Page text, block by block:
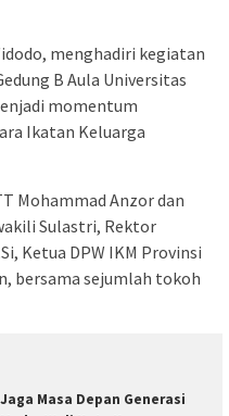
menghadiri kegiatan
B Aula Universitas
momentum
Ikatan Keluarga
Mohammad Anzor dan
Sulastri, Rektor
Ketua DPW IKM Provinsi
bersama sejumlah tokoh
Jaga Masa Depan Generasi